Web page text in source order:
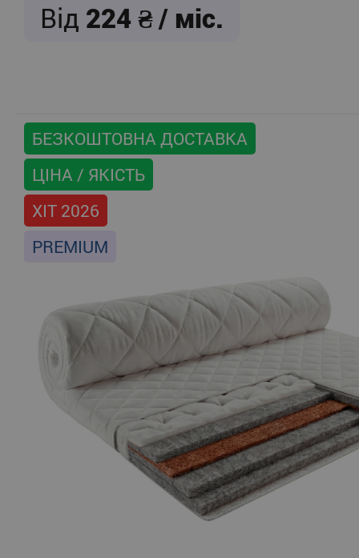
Від 224 / міс.
БЕЗКОШТОВНА ДОСТАВКА
ЦІНА / ЯКІСТЬ
ХІТ 2026
PREMIUM